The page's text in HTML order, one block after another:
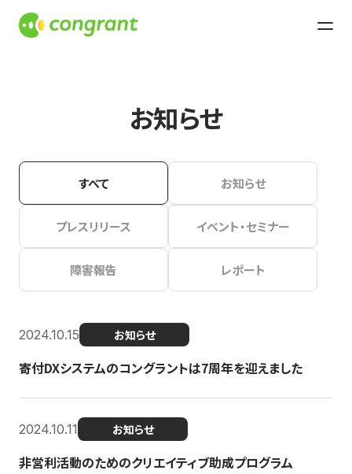
お知らせ
すべて お知らせ
プレスリリース イベント・セミナー
障害報告 レポート
2024.10.15 お知らせ
寄付DXシステムのコングラントは7周年を迎えました
2024.10.11 お知らせ
非営利活動のためのクリエイティブ助成プログラム